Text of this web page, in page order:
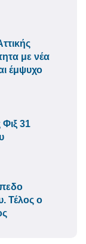
με νέα
έμψυχο
Φιξ 31
Τέλος ο